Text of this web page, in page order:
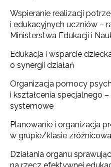
Wspieranie realizacji
i edukacyjnych uczniów –
Ministerstwa Edukacji i
Edukacja i wsparcie
o synergii działań
Organizacja pomocy
i kształcenia specjalnego
systemowe
Planowanie i organizacja
w grupie/klasie
Działania organu